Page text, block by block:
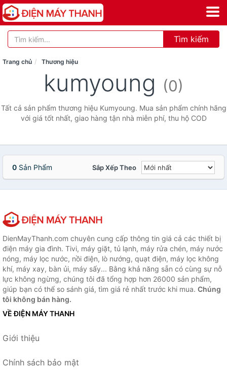
Tìm kiếm
Trang chủ Thương hiệu
kumyoung (0)
Tất cả sản phẩm thương hiệu Kumyoung. Mua sản phẩm chính hãng
với giá tốt nhất, giao hàng tận nhà miễn phí, thu hộ COD
0 Sản Phẩm Sắp Xếp Theo
DienMayThanh.com chuyên cung cấp thông tin giá cả các thiết bị
điện máy gia đình. Tivi, máy giặt, tủ lạnh, máy rửa chén, máy nước
nóng, máy lọc nước, nồi điện, lò nướng, quạt điện, máy lọc không
khí, máy xay, bàn ủi, máy sấy... Bằng khả năng sẵn có cùng sự nỗ
lực không ngừng, chúng tôi đã tổng hợp hơn 26000 sản phẩm,
giúp bạn có thể so sánh giá, tìm giá rẻ nhất trước khi mua. Chúng
tôi không bán hàng.
VỀ ĐIỆN MÁY THANH
Giới thiệu
Chính sách bảo mật